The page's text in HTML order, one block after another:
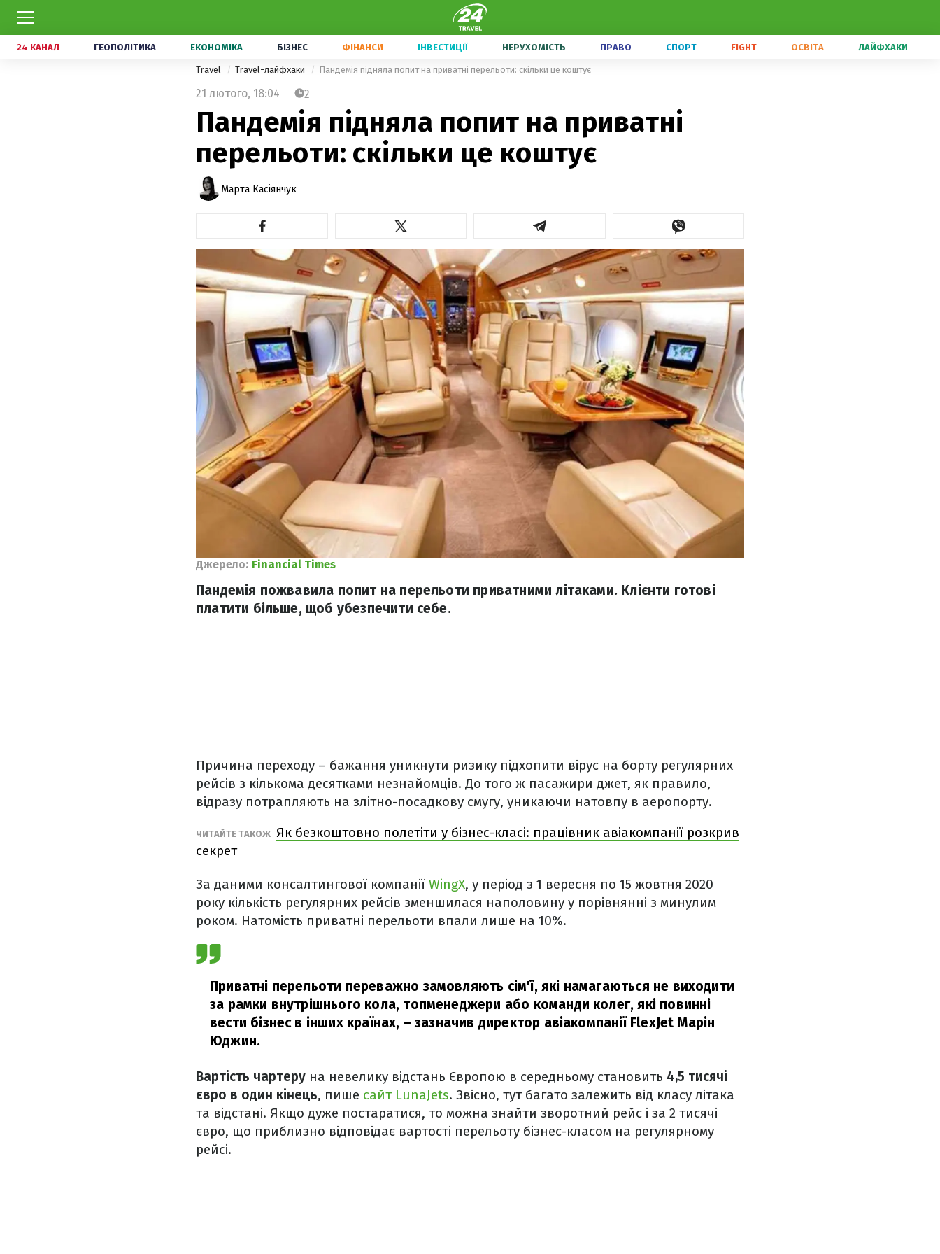
24 КАНАЛ ГЕОПОЛІТИКА ЕКОНОМІКА БІЗНЕС ФІНАНСИ ІНВЕСТИЦІЇ НЕРУХОМІСТЬ ПРАВО СПОРТ FIGHT ОСВІТА ЛАЙФХАКИ
Travel Travel-лайфхаки Пандемія підняла попит на приватні перельоти: скільки це коштує
21 лютого, 18:04 2
Пандемія підняла попит на приватні
перельоти: скільки це коштує
Марта Касіянчук
Джерело: Financial Times
Пандемія пожвавила попит на перельоти приватними літаками. Клієнти готові
платити більше, щоб убезпечити себе.
Причина переходу – бажання уникнути ризику підхопити вірус на борту регулярних
рейсів з кількома десятками незнайомців. До того ж пасажири джет, як правило,
відразу потрапляють на злітно-посадкову смугу, уникаючи натовпу в аеропорту.
ЧИТАЙТЕ ТАКОЖ Як безкоштовно полетіти у бізнес-класі: працівник авіакомпанії розкрив
секрет
За даними консалтингової компанії WingX, у період з 1 вересня по 15 жовтня 2020
року кількість регулярних рейсів зменшилася наполовину у порівнянні з минулим
роком. Натомість приватні перельоти впали лише на 10%.
Приватні перельоти переважно замовляють сім'ї, які намагаються не виходити
за рамки внутрішнього кола, топменеджери або команди колег, які повинні
вести бізнес в інших країнах, – зазначив директор авіакомпанії FlexJet Марін
Юджин.
Вартість чартеру на невелику відстань Європою в середньому становить 4,5 тисячі
євро в один кінець, пише сайт LunaJets. Звісно, тут багато залежить від класу літака
та відстані. Якщо дуже постаратися, то можна знайти зворотний рейс і за 2 тисячі
євро, що приблизно відповідає вартості перельоту бізнес-класом на регулярному
рейсі.